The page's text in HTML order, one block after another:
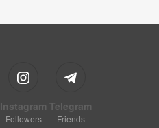
Instagram
Followers
Telegram
Friends